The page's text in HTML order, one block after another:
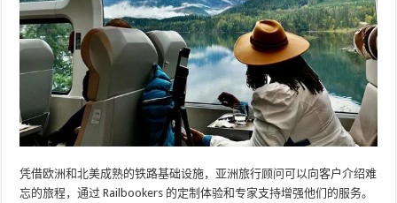
凭借欧洲和北美成熟的铁路基础设施，亚洲旅行顾问可以向客户介绍难
忘的旅程，通过 Railbookers 的定制体验和专家支持增强他们的服务。